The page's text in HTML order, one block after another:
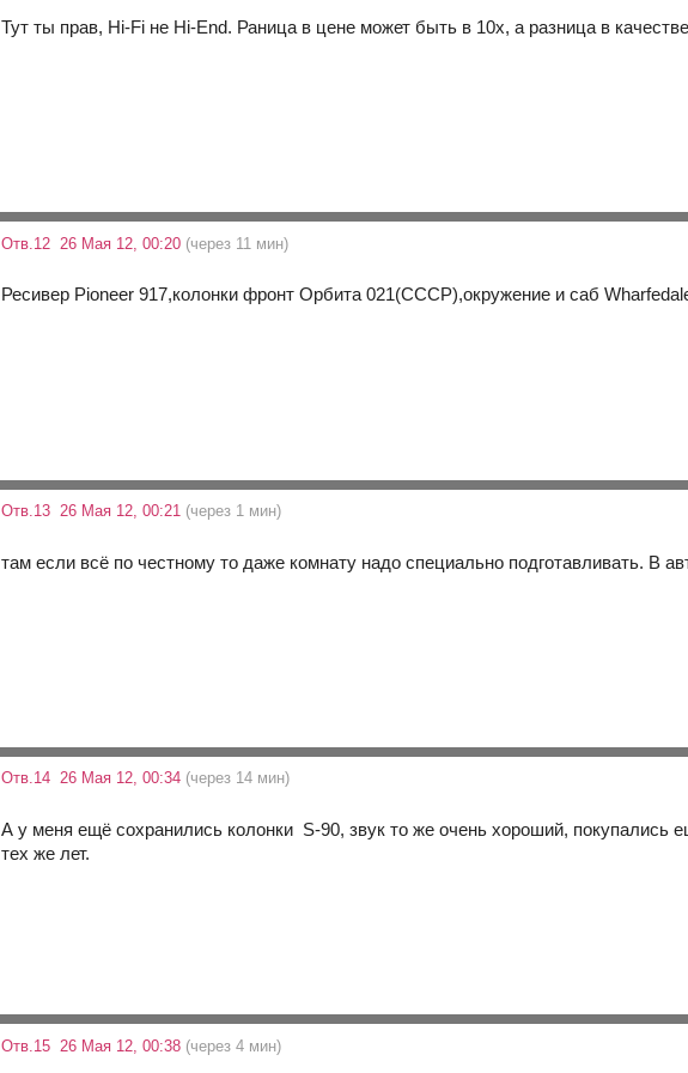
Тут ты прав, Hi-Fi не Hi-End. Раница в цене может быть в 10х, а разница в
Отв.12 26 Мая 12, 00:20 (через 11 мин)
Ресивер Pioneer 917,колонки фронт Орбита 021(СССР),окружение и саб
Отв.13 26 Мая 12, 00:21 (через 1 мин)
там если всё по честному то даже комнату надо специально подготавливать. В
Отв.14 26 Мая 12, 00:34 (через 14 мин)
А у меня ещё сохранились колонки S-90, звук то же очень хороший, покупались
тех же лет.
Отв.15 26 Мая 12, 00:38 (через 4 мин)